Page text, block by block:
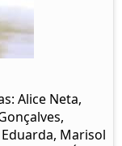
Alice Neta,
Marisol